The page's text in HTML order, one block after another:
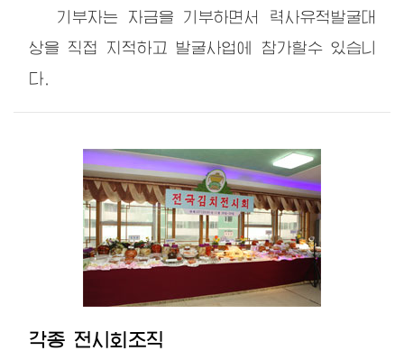
기부자는 자금을 기부하면서 력사유적발굴대
상을 직접 지적하고 발굴사업에 참가할수 있습니
다.
각종 전시회조직